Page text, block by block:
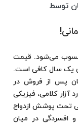
توسط
می‌شود. قیمت
برای یک سال کافی است.
پس از فروش در
آزار کلامی، فیزیکی
تحت پوشش ازدواج
افسردگی در میان